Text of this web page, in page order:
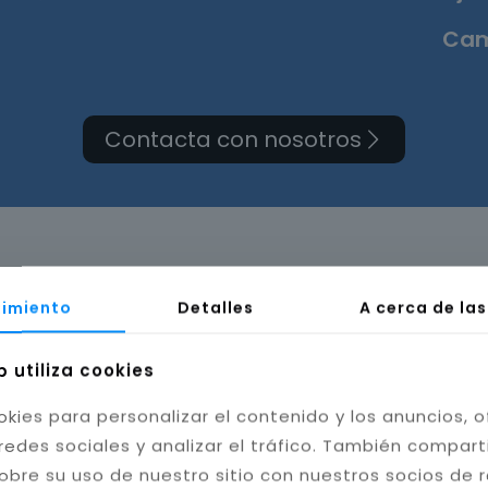
Contacta con nosotros
de cuarto de baño
Detalles A cerca de
utiliza cookies
para personalizar el contenido y los anuncios,
sociales y analizar el tráfico. También
su uso de nuestro sitio con nuestros socios de